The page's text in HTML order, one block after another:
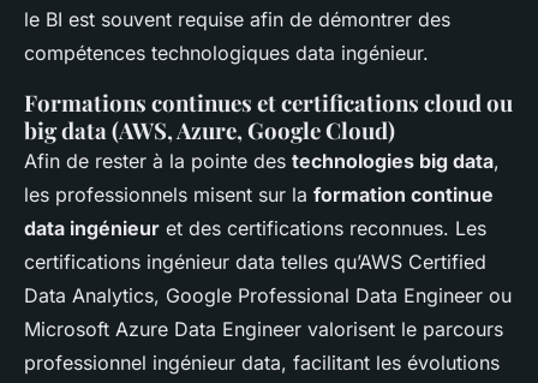
le BI est souvent requise afin de démontrer des
compétences technologiques data ingénieur.
Formations continues et certifications cloud ou
big data (AWS, Azure, Google Cloud)
Afin de rester à la pointe des technologies big data,
les professionnels misent sur la formation continue
data ingénieur et des certifications reconnues. Les
certifications ingénieur data telles qu’AWS Certified
Data Analytics, Google Professional Data Engineer ou
Microsoft Azure Data Engineer valorisent le parcours
professionnel ingénieur data, facilitant les évolutions